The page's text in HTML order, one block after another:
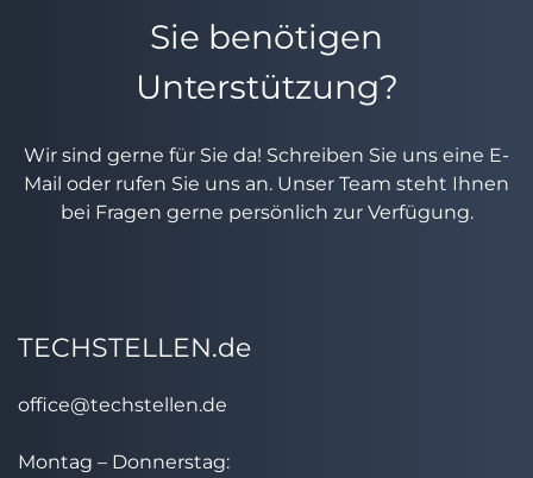
Sie benötigen
Unterstützung?
Wir sind gerne für Sie da! Schreiben Sie uns eine E-
Mail oder rufen Sie uns an. Unser Team steht Ihnen
bei Fragen gerne persönlich zur Verfügung.
TECHSTELLEN.de
office@techstellen.de
Montag – Donnerstag: